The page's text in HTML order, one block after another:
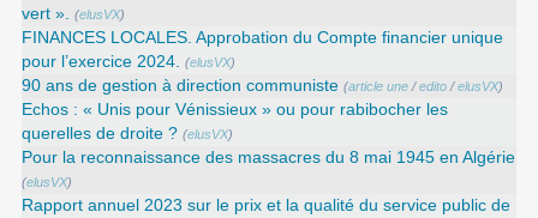
vert ».
(elusVX)
FINANCES LOCALES. Approbation du Compte financier unique
pour l’exercice 2024.
(elusVX)
90 ans de gestion à direction communiste (article une /edito /elusVX)
Echos : « Unis pour Vénissieux » ou pour rabibocher les
querelles de droite ? (elusVX)
Pour la reconnaissance des massacres du 8 mai 1945 en Algérie
(elusVX)
Rapport annuel 2023 sur le prix et la qualité du service public de